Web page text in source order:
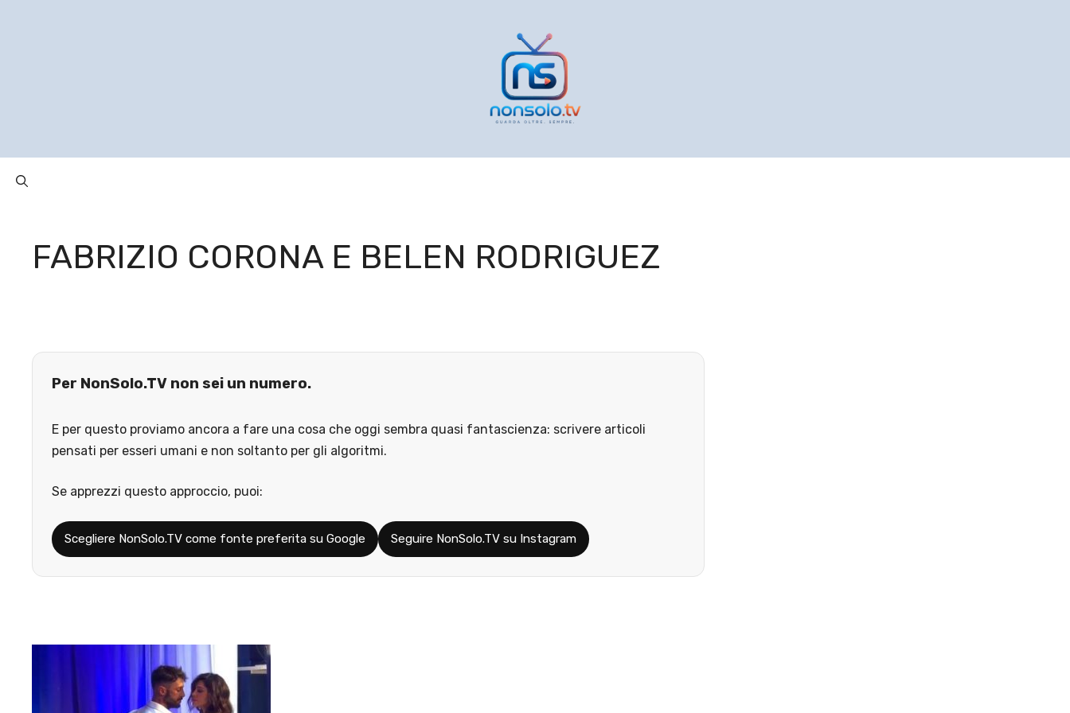
FABRIZIO CORONA E BELEN RODRIGUEZ
Per NonSolo.TV non sei un numero.
E per questo proviamo ancora a fare una cosa che oggi sembra quasi fantascienza: scrivere articoli
pensati per esseri umani e non soltanto per gli algoritmi.
Se apprezzi questo approccio, puoi:
Scegliere NonSolo.TV come fonte preferita su Google Seguire NonSolo.TV su Instagram